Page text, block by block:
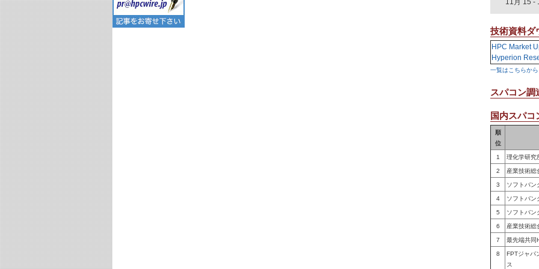
11月 15 -
技術資料ダ
HPC Market
Hyperion
一覧はこちらから
スパコン調
国内スパコ
順
位
1 理化学研究
2 産業技術総
3 ソフトバン
4 ソフトバン
5 ソフトバン
6 産業技術総
7 最先端共同
8
FPTジャパ
ス